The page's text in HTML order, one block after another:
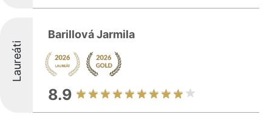
Laureáti
Barillová Jarmila
8.9